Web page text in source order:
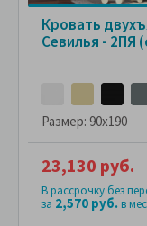
Кровать
Севилья - 2ПЯ
Размер: 90x190
23,130 руб.
В рассрочку без
за 2,570 руб.в